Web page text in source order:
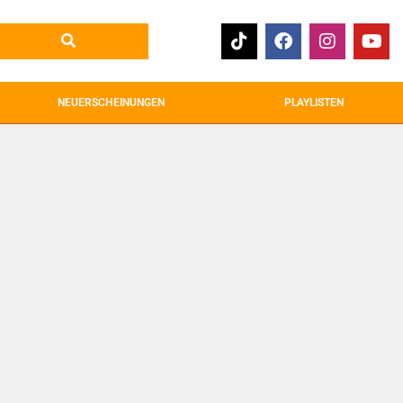
NEUERSCHEINUNGEN PLAYLISTEN